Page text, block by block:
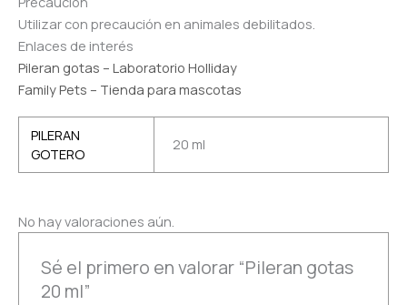
Utilizar con precaución en animales debilitados.
Enlaces de interés
Pileran gotas – Laboratorio Holliday
Family Pets – Tienda para mascotas
PILERAN
GOTERO
20 ml
No hay valoraciones aún.
Sé el primero en valorar “Pileran gotas
20 ml”